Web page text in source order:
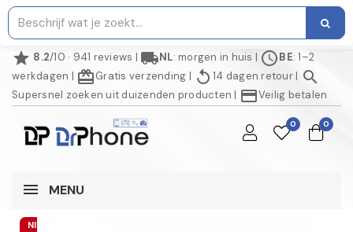
star 8.2/10 · 941 reviews | local_shippingNL: morgen in huis | scheduleBE: 1–2
werkdagen | redeemGratis verzending | replay 14 dagen retour| search
Supersnel zoeken uit duizenden producten | credit_cardVeilig betalen
0 0
MENU
NIET OP VOORRAAD